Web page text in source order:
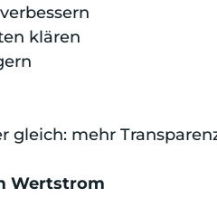
klären
gleich: mehr
Wertstrom